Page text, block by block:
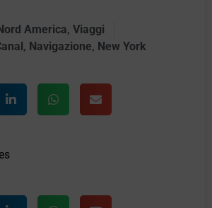
America,Viaggi
, Navigazione, New York